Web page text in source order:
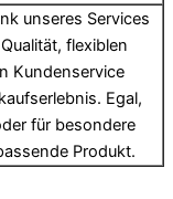
unseres Services
flexiblen
Kundenservice
Egal,
für besondere
Produkt.